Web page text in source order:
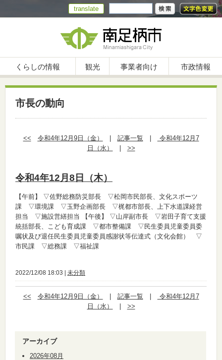
translate
くらしの情報 観光 事業者向け 市政情報
市長の動向
<< 令和4年12月9日（金） 記事一覧
令和4年12月7
日（水）
>>
令和4年12月8日（木）
【午前】
▽佐野総務防災部長 ▽松岡市民部長、文化スポーツ
課 ▽環境課 ▽玉野企画部長 ▽梶都市部長、上下水道課経営
担当 ▽施設営繕担当
【午後】
▽山岸副市長 ▽岩田子育て支援
統括部長、こども育成課 ▽都市整備課 ▽民生委員児童委員委
嘱状及び退任民生委員児童委員感謝状等伝達式（文化会館） ▽
市民課 ▽総務課 ▽福祉課
2022/12/08 18:03 | 未分類
<< 令和4年12月9日（金） 記事一覧
令和4年12月7
日（水）
>>
アーカイブ
2026年08月